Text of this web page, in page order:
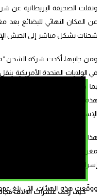
كيف زحف عشرات الالاف
ونقلت الصحيفة البريطانية عن
عن المكان النهائي للبضائع بعد
شحنات بشكل مباشر إلى الجيش
ومن جانبها، أكدت شركة الشحن
بما في ذلك إسرائيل، حيث تُصنع
هذه الشحنات “تُجرى نيابة عن
الإسرائيلية”.
هذا وأعلنت عشرات المنظمات
مغربية بارزة، وقوفها ضد
إسرائيل، داعية إلى تحركات